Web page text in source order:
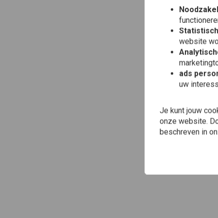
website
ads
uw
Je kunt jouw
onze website.
beschreven in